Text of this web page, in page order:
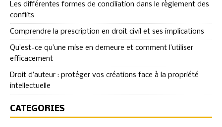
Les différentes formes de conciliation dans le règlement des
conflits
Comprendre la prescription en droit civil et ses implications
Qu’est-ce qu’une mise en demeure et comment l’utiliser
efficacement
Droit d’auteur : protéger vos créations face à la propriété
intellectuelle
CATÉGORIES